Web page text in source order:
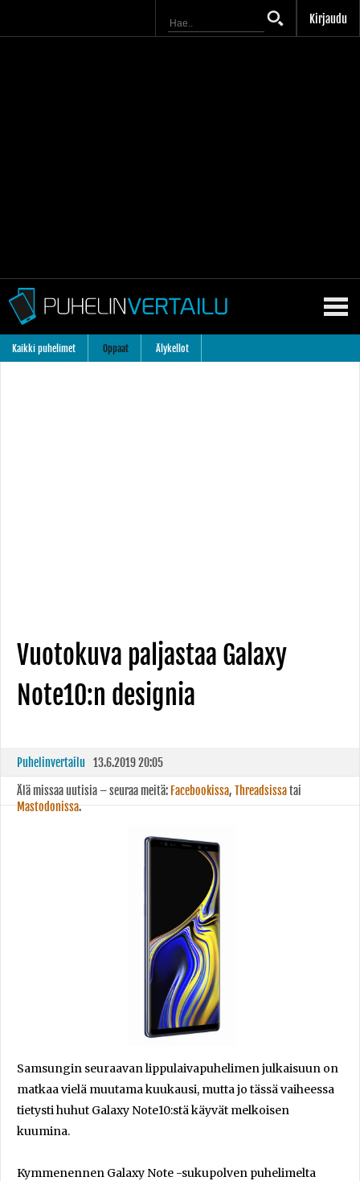
Kirjaudu
Kaikki puhelimet Oppaat Älykellot
Vuotokuva paljastaa Galaxy
Note10:n designia
Puhelinvertailu 13.6.2019 20:05
Älä missaa uutisia – seuraa meitä: Facebookissa, Threadsissatai
Mastodonissa.
Samsungin seuraavan lippulaivapuhelimen julkaisuun on
matkaa vielä muutama kuukausi, mutta jo tässä vaiheessa
tietysti huhut Galaxy Note10:stä käyvät melkoisen
kuumina.
Kymmenennen Galaxy Note -sukupolven puhelimelta